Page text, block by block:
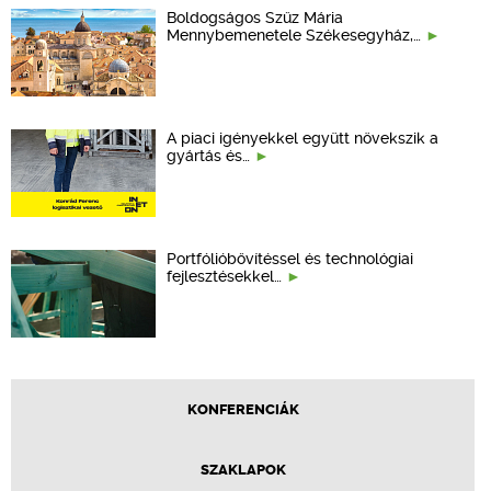
Boldogságos Szűz Mária
Mennybemenetele Székesegyház,…
A piaci igényekkel együtt növekszik a
gyártás és…
Portfólióbővítéssel és technológiai
fejlesztésekkel…
KONFERENCIÁK
SZAKLAPOK